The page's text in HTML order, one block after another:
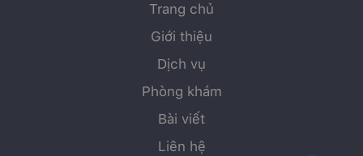
Trang chủ
Giới thiệu
Dịch vụ
Phòng khám
Bài viết
Liên hệ